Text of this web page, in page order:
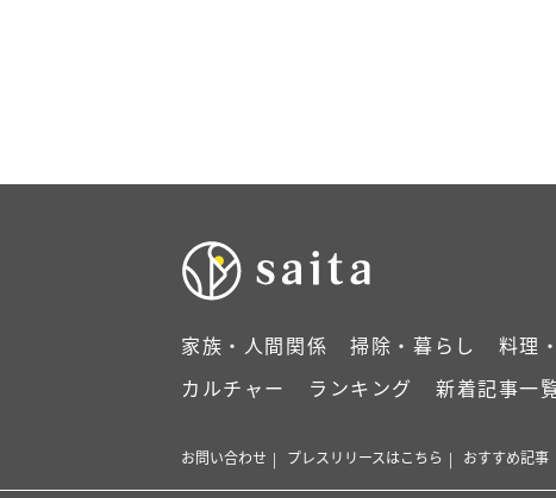
家族・人間関係 掃除・暮らし 料理
カルチャー
ランキング 新着記事一
お問い合わせ プレスリリースはこちら おすすめ記事